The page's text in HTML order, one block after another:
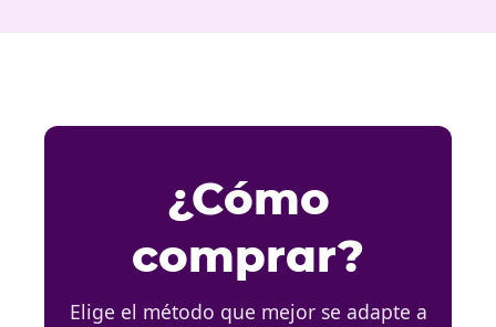
¿Cómo
comprar?
Elige el método que mejor se adapte a